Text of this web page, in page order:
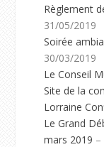
Règlement
31/05/2019
Soirée
30/03/2019
Le Conseil
Site de la
Lorraine
Le Grand
mars 2019 –